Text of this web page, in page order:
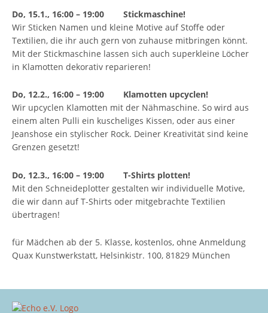
Do, 15.1., 16:00 – 19:00 Stickmaschine!
Wir Sticken Namen und kleine Motive auf Stoffe oder
Textilien, die ihr auch gern von zuhause mitbringen könnt.
Mit der Stickmaschine lassen sich auch superkleine Löcher
in Klamotten dekorativ reparieren!
Do, 12.2., 16:00 – 19:00 Klamotten upcyclen!
Wir upcyclen Klamotten mit der Nähmaschine. So wird aus
einem alten Pulli ein kuscheliges Kissen, oder aus einer
Jeanshose ein stylischer Rock. Deiner Kreativität sind keine
Grenzen gesetzt!
Do, 12.3., 16:00 – 19:00 T-Shirts plotten!
Mit den Schneideplotter gestalten wir individuelle Motive,
die wir dann auf T-Shirts oder mitgebrachte Textilien
übertragen!
für Mädchen ab der 5. Klasse, kostenlos, ohne Anmeldung
Quax Kunstwerkstatt, Helsinkistr. 100, 81829 München